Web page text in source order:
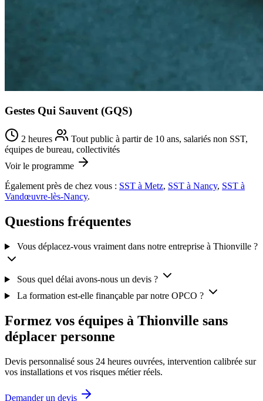
Gestes Qui Sauvent (GQS)
2 heures
Tout public à partir de 10 ans, salariés non SST,
équipes de bureau, collectivités
Voir le programme
Également près de chez vous : SST à Metz, SST à Nancy, SST à
Vandœuvre-lès-Nancy.
Questions fréquentes
Vous déplacez-vous vraiment dans notre entreprise à Thionville ?
Sous quel délai avons-nous un devis ?
La formation est-elle finançable par notre OPCO ?
Formez vos équipes à Thionville sans
déplacer personne
Devis personnalisé sous 24 heures ouvrées, intervention calibrée sur
vos installations et vos risques métier réels.
Demander un devis